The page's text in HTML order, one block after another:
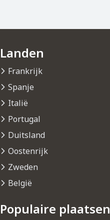
Landen
Frankrijk
Spanje
Italië
Portugal
Duitsland
Oostenrijk
Zweden
België
Populaire plaatsen